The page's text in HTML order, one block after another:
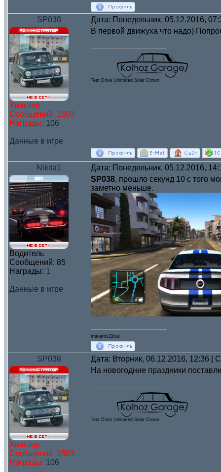
SP038 Дата: Понедельник, 05.12.2016,
Хипстер
Сообщений: 1503
Награды: 106
Данные в игре
В первой движуха что надо)
Test Drive Unlimited Solar Crown
Nikita1 Дата: Понедельник, 05.12.2016,
Водитель
Сообщений: 85
Награды: 1
Данные в игре
SP038, прошло секунд 10 с того
заметно меньше.
makarov22rus
SP038 Дата: Вторник, 06.12.2016, 12:36 |
Хипстер
Сообщений: 1503
Награды: 106
На новогодние праздники
Test Drive Unlimited Solar Crown